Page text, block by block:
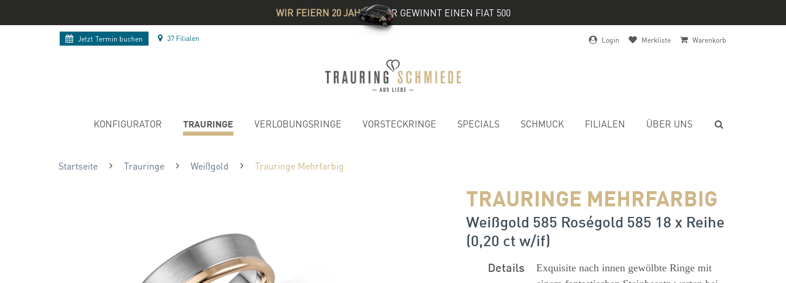
WIR FEIERN 20 JAHRE& IHR GEWINNT EINEN FIAT 500
Jetzt Termin buchen 37 Filialen Login Merkliste Warenkorb
KONFIGURATOR TRAURINGE VERLOBUNGSRINGE VORSTECKRINGE SPECIALS SCHMUCK FILIALEN ÜBER UNS
Startseite Trauringe Weißgold Trauringe Mehrfarbig
TRAURINGE MEHRFARBIG
Weißgold 585 Roségold 585 18 x Reihe
(0,20 ct w/if)
Details
Exquisite nach innen gewölbte Ringe mit